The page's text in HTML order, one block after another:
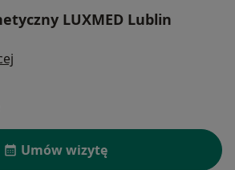
LUXMED Lublin
Umów wizytę